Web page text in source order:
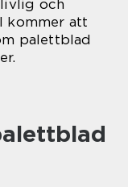
och
kommer att
palettblad